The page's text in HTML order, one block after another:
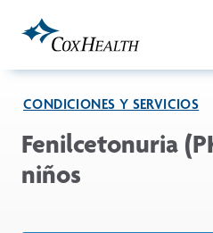
CONDICIONES Y SERVICIOS
Fenilcetonuria
niños